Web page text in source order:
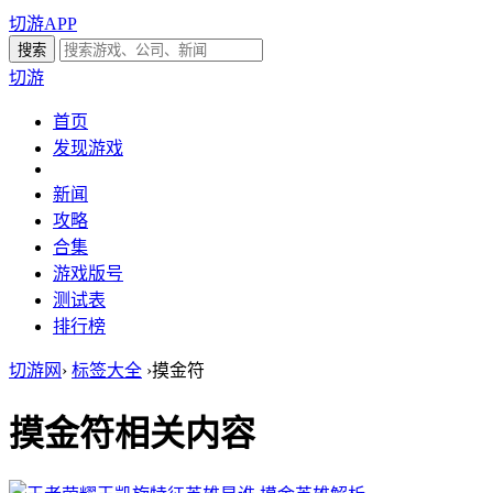
切游APP
切游
首页
发现游戏
新闻
攻略
合集
游戏版号
测试表
排行榜
切游网 › 标签大全 ›摸金符
摸金符相关内容